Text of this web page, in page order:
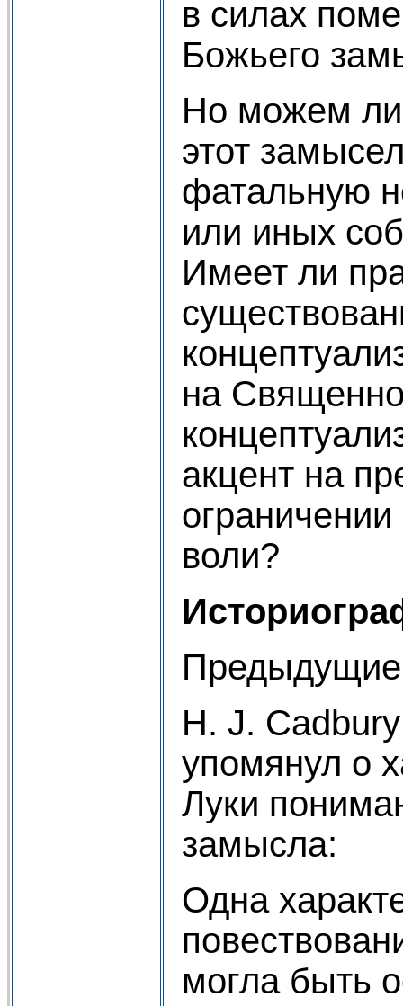
в силах
Божьего
Но можем
этот
фатальную
или иных
Имеет ли
на
акцент на
воли?
Предыдущие
H. J.
упомянул о
Луки
замысла:
Одна
могла быть